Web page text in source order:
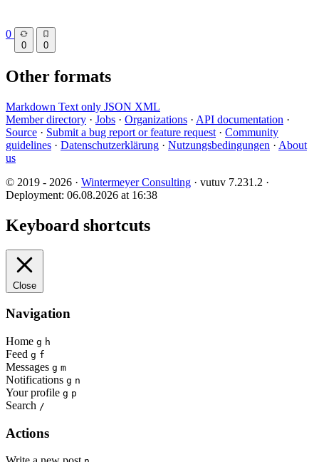
0
0 0
Other formats
Markdown Text only JSON XML
Member directory · Jobs · Organizations · API documentation ·
Source · Submit a bug report or feature request · Community
guidelines · Datenschutzerklärung · Nutzungsbedingungen · About
us
© 2019 - 2026 · Wintermeyer Consulting · vutuv 7.231.2 ·
Deployment: 06.08.2026 at 16:38
Keyboard shortcuts
Close
Navigation
Home g h
Feed g f
Messages g m
Notifications g n
Your profile g p
Search /
Actions